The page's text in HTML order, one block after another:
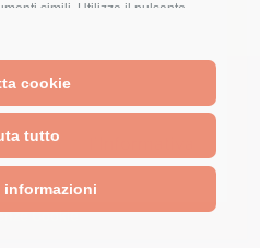
simili. Utilizza il pulsante
le tue scelte o "Rifiuta tutto"
momento cliccando sul link
o sull'icona dello scudo in
si applicheranno al solo
cookie
tutto
informazioni
Alquati - area comunicazione e
artistica
11 - 20162 Milano - Sede
50 - 27030 Rosasco (PV)
Privacy Policy
Cookie
dichiari di